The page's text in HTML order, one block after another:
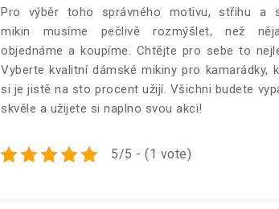
Pro výběr toho správného motivu, střihu a
mikin musíme pečlivě rozmýšlet, než
objednáme a koupíme. Chtějte pro sebe to
Vyberte kvalitnídámské mikiny pro kamarádky,
si je jistě na sto procent užijí. Všichni budete
skvěle a užijete si naplno svou akci!
5/5 - (1 vote)